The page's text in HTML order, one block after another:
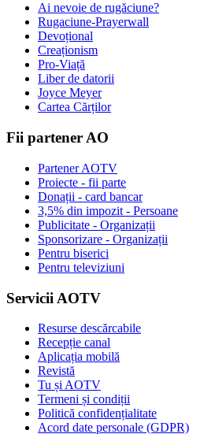
Ai nevoie de rugăciune?
Rugaciune-Prayerwall
Devoțional
Creaționism
Pro-Viață
Liber de datorii
Joyce Meyer
Cartea Cărților
Fii partener AO
Partener AOTV
Proiecte - fii parte
Donații - card bancar
3,5% din impozit - Persoane
Publicitate - Organizații
Sponsorizare - Organizații
Pentru biserici
Pentru televiziuni
Servicii AOTV
Resurse descărcabile
Recepție canal
Aplicația mobilă
Revistă
Tu și AOTV
Termeni și condiții
Politică confidențialitate
Acord date personale (GDPR)